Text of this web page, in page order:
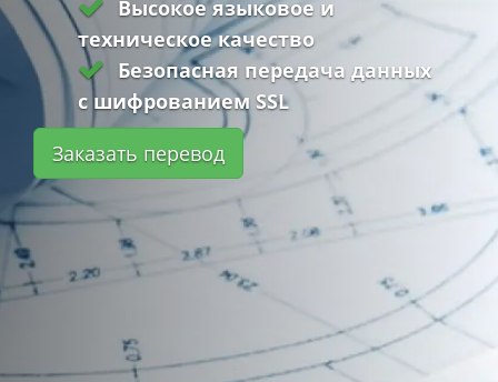
Высокое языковое и
техническое качество
Безопасная передача данных
с шифрованием SSL
Заказать перевод